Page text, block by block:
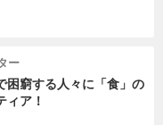
ー
困窮する人々に「食」の
ィア！